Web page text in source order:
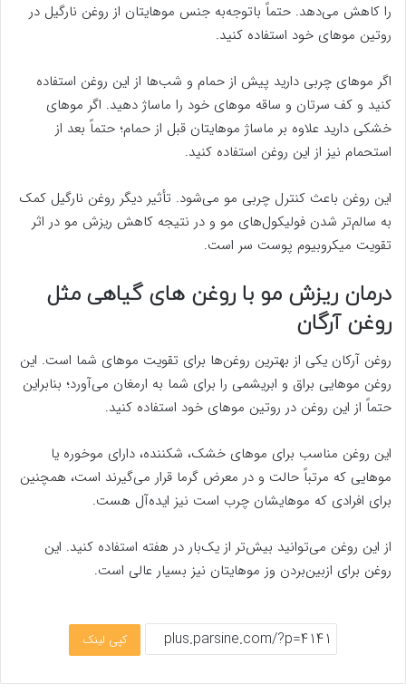
را کاهش می‌دهد. حتماً باتوجه‌به جنس موهایتان از روغن نارگیل در
روتین موهای خود استفاده کنید.
اگر موهای چربی دارید پیش از حمام و شب‌ها از این روغن استفاده
کنید و کف سرتان و ساقه موهای خود را ماساژ دهید. اگر موهای
خشکی دارید علاوه بر ماساژ موهایتان قبل از حمام؛ حتماً بعد از
استحمام نیز از این روغن استفاده کنید.
این روغن باعث کنترل چربی مو می‌شود. تأثیر دیگر روغن نارگیل کمک
به سالم‌تر شدن فولیکول‌های مو و در نتیجه کاهش ریزش مو در اثر
تقویت میکروبیوم پوست سر است.
درمان ریزش مو با روغن های گیاهی مثل
روغن آرگان
روغن آرکان یکی از بهترین روغن‌ها برای تقویت موهای شما است. این
روغن موهایی براق و ابریشمی را برای شما به ارمغان می‌آورد؛ بنابراین
حتماً از این روغن در روتین موهای خود استفاده کنید.
این روغن مناسب برای موهای خشک، شکننده، دارای موخوره یا
موهایی که مرتباً حالت و در معرض گرما قرار می‌گیرند است، همچنین
برای افرادی که موهایشان چرب است نیز ایده‌آل هست.
از این روغن می‌توانید بیش‌تر از یک‌بار در هفته استفاده کنید. این
روغن برای ازبین‌بردن وز موهایتان نیز بسیار عالی است.
کپی لینک